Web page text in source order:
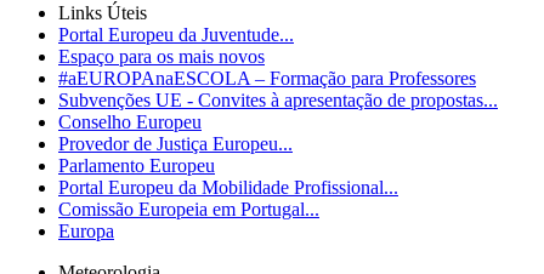
Links Úteis
Portal Europeu da Juventude...
Espaço para os mais novos
#aEUROPAnaESCOLA – Formação para Professores
Subvenções UE - Convites à apresentação de propostas...
Conselho Europeu
Provedor de Justiça Europeu...
Parlamento Europeu
Portal Europeu da Mobilidade Profissional...
Comissão Europeia em Portugal...
Europa